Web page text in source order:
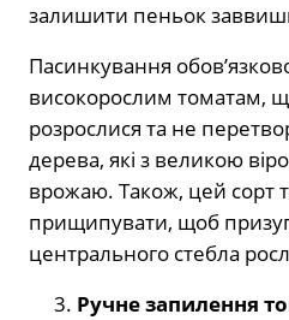
залишити пеньок
Пасинкування
високорослим томатам,
розрослися та не
дерева, які з великою
врожаю. Також, цей сорт
прищипувати, щоб
центрального стебла
Ручне запилення